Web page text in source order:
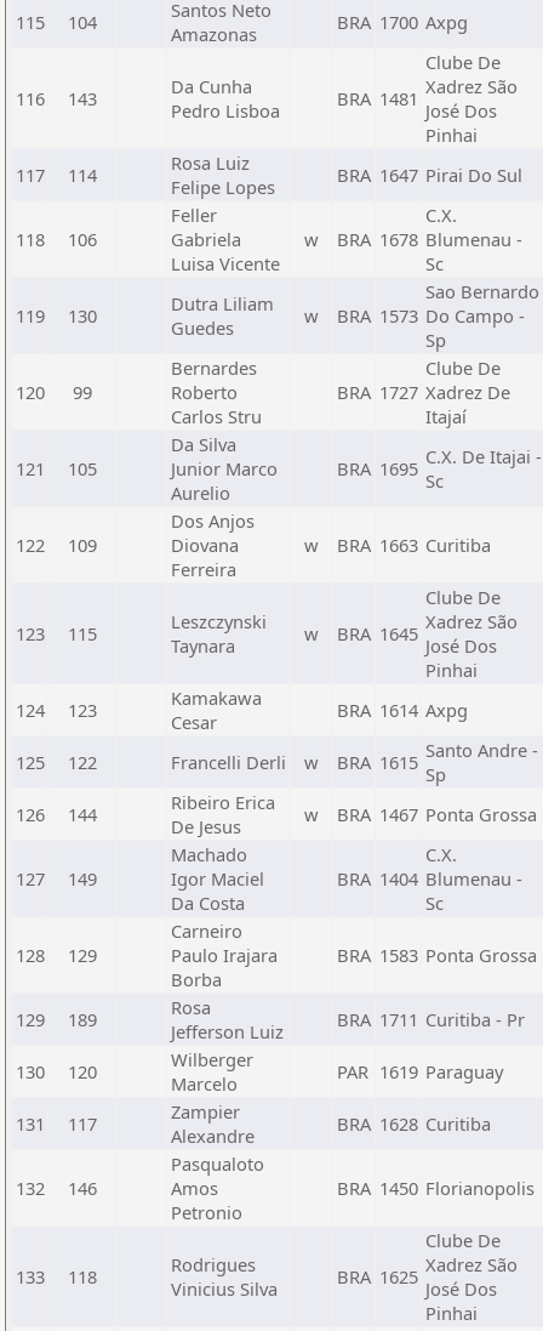
115 104
Santos Neto
Amazonas
BRA 1700 Axpg
116 143
Da Cunha
Pedro Lisboa
BRA 1481
Clube De
Xadrez São
José Dos
Pinhai
117
114
Rosa Luiz
Felipe Lopes
BRA 1647 Pirai Do Sul
118 106
Feller
Gabriela
Luisa Vicente
w BRA 1678
C.X.
Blumenau -
Sc
119 130
Dutra Liliam
Guedes
w BRA 1573
Sao Bernardo
Do Campo -
Sp
120 99
Bernardes
Roberto
Carlos Stru
BRA 1727
Clube De
Xadrez De
Itajaí
121 105
Da Silva
Junior Marco
Aurelio
BRA 1695 C.X. De Itajai -
Sc
122 109
Dos Anjos
Diovana
Ferreira
w BRA 1663 Curitiba
123 115
Leszczynski
Taynara
w BRA 1645
Clube De
Xadrez São
José Dos
Pinhai
124
123
Kamakawa
Cesar
BRA 1614 Axpg
125 122 Francelli Derli w BRA 1615 Santo Andre -
Sp
126
144
Ribeiro Erica
De Jesus
w BRA 1467 Ponta Grossa
127 149
Machado
Igor Maciel
Da Costa
BRA 1404
C.X.
Blumenau -
Sc
128 129
Carneiro
Paulo Irajara
Borba
BRA 1583 Ponta Grossa
129 189
Rosa
Jefferson Luiz
BRA 1711 Curitiba - Pr
130 120
Wilberger
Marcelo
PAR 1619 Paraguay
131 117
Zampier
Alexandre
BRA 1628 Curitiba
132 146
Pasqualoto
Amos
Petronio
BRA 1450 Florianopolis
133 118
Rodrigues
Vinicius Silva
BRA 1625
Clube De
Xadrez São
José Dos
Pinhai